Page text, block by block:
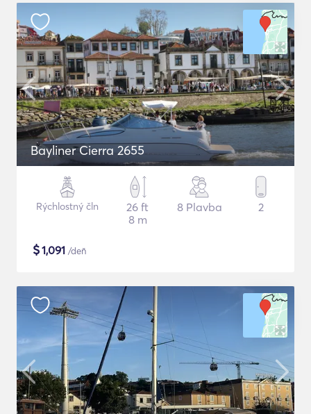
Bayliner Cierra 2655
Rýchlostný čln
26 ft
8 m
8 Plavba 2
$1,091 /deň